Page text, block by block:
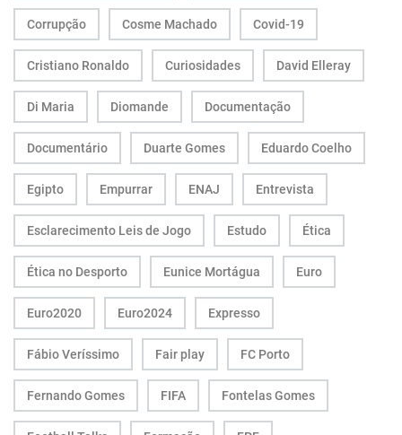
Corrupção Cosme Machado Covid-19
Cristiano Ronaldo Curiosidades David Elleray
Di Maria Diomande Documentação
Documentário Duarte Gomes Eduardo Coelho
Egipto Empurrar ENAJ Entrevista
Esclarecimento Leis de Jogo Estudo Ética
Ética no Desporto Eunice Mortágua Euro
Euro2020 Euro2024 Expresso
Fábio Veríssimo Fair play FC Porto
Fernando Gomes FIFA Fontelas Gomes